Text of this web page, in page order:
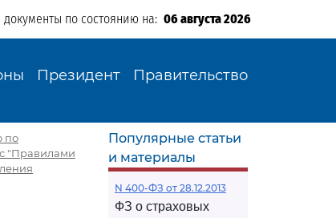
документы по состоянию на: 06 августа 2026
Президент Правительство
по
"Правилами
Популярные статьи
и материалы
N 400-ФЗ от 28.12.2013
ФЗ о страховых